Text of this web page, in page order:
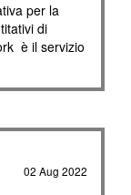
per la
di
è il servizio
02 Aug 2022